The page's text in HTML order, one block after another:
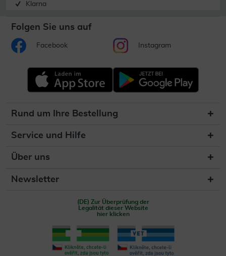
Klarna
Folgen Sie uns auf
Facebook Instagram
Rund um Ihre Bestellung
Service und Hilfe
Über uns
Newsletter
(DE) Zur Überprüfung der
Legalität dieser Website
hier klicken